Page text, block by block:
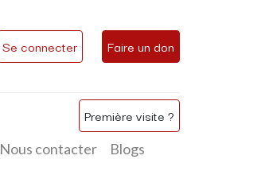
Se connecter Faire un don
Première visite ?
Nous contacter Blogs